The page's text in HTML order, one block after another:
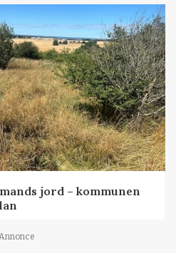
jord – kommunen
Annonce